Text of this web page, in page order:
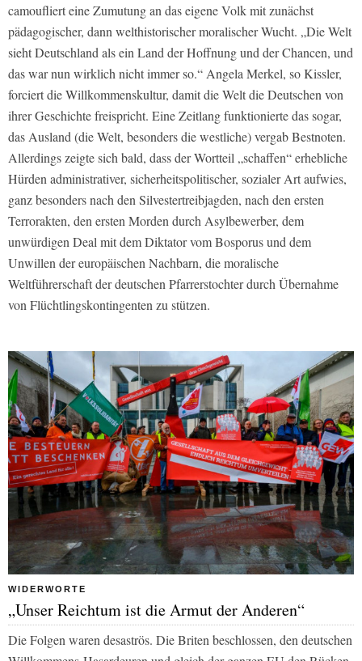
camoufliert eine Zumutung an das eigene Volk mit zunächst
pädagogischer, dann welthistorischer moralischer Wucht. „Die Welt
sieht Deutschland als ein Land der Hoffnung und der Chancen, und
das war nun wirklich nicht immer so.“ Angela Merkel, so Kissler,
forciert die Willkommenskultur, damit die Welt die Deutschen von
ihrer Geschichte freispricht. Eine Zeitlang funktionierte das sogar,
das Ausland (die Welt, besonders die westliche) vergab Bestnoten.
Allerdings zeigte sich bald, dass der Wortteil „schaffen“ erhebliche
Hürden administrativer, sicherheitspolitischer, sozialer Art aufwies,
ganz besonders nach den Silvestertreibjagden, nach den ersten
Terrorakten, den ersten Morden durch Asylbewerber, dem
unwürdigen Deal mit dem Diktator vom Bosporus und dem
Unwillen der europäischen Nachbarn, die moralische
Weltführerschaft der deutschen Pfarrerstochter durch Übernahme
von Flüchtlingskontingenten zu stützen.
WIDERWORTE
„Unser Reichtum ist die Armut der Anderen“
Die Folgen waren desaströs. Die Briten beschlossen, den deutschen